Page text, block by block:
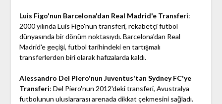
Luis Figo'nun Barcelona'dan Real Madrid'e Transferi:
2000 yılında Luis Figo'nun transferi, rekabetçi futbol
dünyasında bir dönüm noktasıydı. Barcelona'dan Real
Madrid'e geçişi, futbol tarihindeki en tartışmalı
transferlerden biri olarak hafızalarda kaldı.
Alessandro Del Piero'nun Juventus'tan Sydney FC'ye
Transferi: Del Piero'nun 2012'deki transferi, Avustralya
futbolunun uluslararası arenada dikkat çekmesini sağladı.